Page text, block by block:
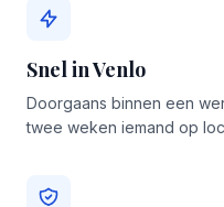
Snel in Venlo
Doorgaans binnen een
twee weken iemand op